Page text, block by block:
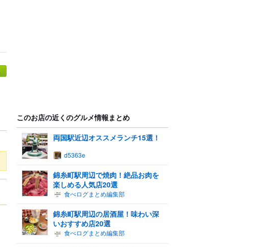
このお店の近くのグルメ情報まとめ
両国駅近辺オススメランチ15選！
d5363e
錦糸町駅周辺で焼肉！絶品お肉を
楽しめる人気店20選
食べログまとめ編集部
錦糸町駅周辺の居酒屋！味わい深
いおすすめ店20選
食べログまとめ編集部